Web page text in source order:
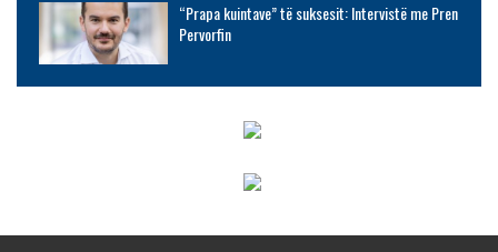
“Prapa kuintave” të suksesit: Intervistë me Pren
Pervorfin